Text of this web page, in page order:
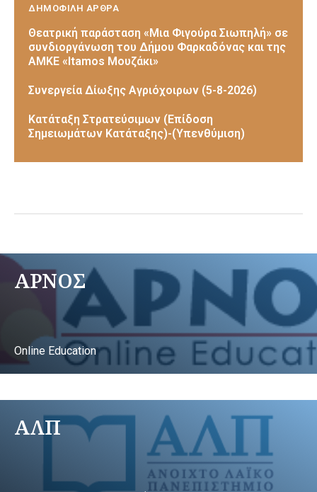
ΔΗΜΟΦΙΛΗ ΑΡΘΡΑ
Θεατρική παράσταση «Μια Φιγούρα Σιωπηλή» σε
συνδιοργάνωση του Δήμου Φαρκαδόνας και της
ΑΜΚΕ «Itamos Μουζάκι»
Συνεργεία Δίωξης Αγριόχοιρων (5-8-2026)
Κατάταξη Στρατεύσιμων (Επίδοση
Σημειωμάτων Κατάταξης)-(Υπενθύμιση)
ΑΡΝΟΣ
Online Education
ΑΛΠ